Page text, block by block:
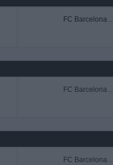
FC
FC
FC